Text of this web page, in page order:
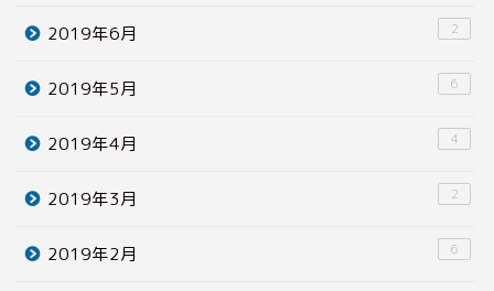
2019年6月 2
2019年5月 6
2019年4月 4
2019年3月 2
2019年2月 6